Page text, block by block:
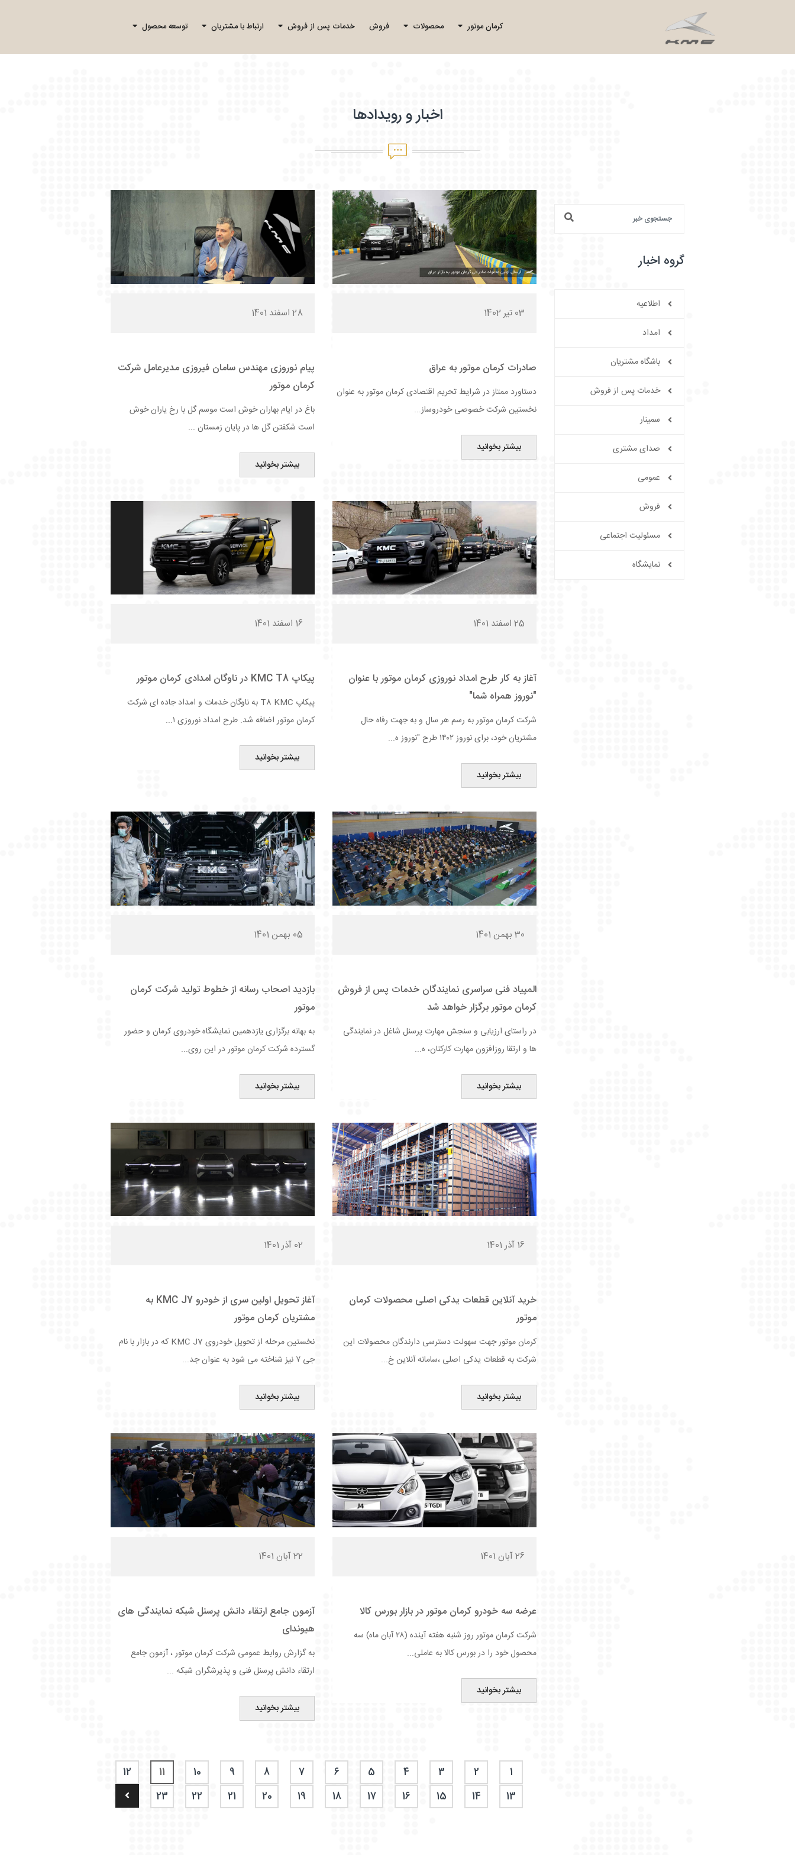
کرمان موتور محصولات فروش خدمات پس از فروش ارتباط با مشتریان توسعه محصول
اخبار و رویدادها
گروه اخبار
اطلاعیه
امداد
باشگاه مشتریان
خدمات پس از فروش
سمینار
صدای مشتری
عمومی
فروش
مسئولیت اجتماعی
نمایشگاه
03 تیر 1402
صادرات کرمان موتور به عراق
دستاورد ممتاز در شرایط تحریم اقتصادی کرمان موتور به ‌عنوان
نخستین شرکت خصوصی خودروساز...
بیشتر بخوانید
28 اسفند 1401
پیام نوروزی مهندس سامان فیروزی مدیرعامل شرکت
کرمان موتور
باغ در ایام بهاران خوش است موسم گل با رخ یاران خوش
است شکفتن گل ها در پایان زمستان ...
بیشتر بخوانید
25 اسفند 1401
آغاز به کار طرح امداد نوروزی کرمان موتور با عنوان
"نوروز همراه شما"
شرکت کرمان موتور به رسم هر سال و به جهت رفاه حال
مشتریان خود، برای نوروز ۱۴۰۲ طرح "نوروز ه...
بیشتر بخوانید
16 اسفند 1401
پیکاپ KMC T8 در ناوگان امدادی کرمان موتور
پیکاپ T8 KMC به ناوگان خدمات و امداد جاده ای شرکت
کرمان موتور اضافه شد. طرح امداد نوروزی ۱...
بیشتر بخوانید
30 بهمن 1401
المپیاد فنی سراسری نمایندگان خدمات پس از فروش
کرمان موتور برگزار خواهد شد
در راستای ارزیابی و سنجش مهارت پرسنل شاغل در نمایندگی
ها و ارتقا روزافزون مهارت کارکنان، ه...
بیشتر بخوانید
05 بهمن 1401
بازدید اصحاب رسانه از خطوط تولید شرکت کرمان
موتور
به بهانه برگزاری یازدهمین نمایشگاه خودروی کرمان و حضور
گسترده شرکت کرمان موتور در این روی...
بیشتر بخوانید
16 آذر 1401
خرید آنلاین قطعات یدکی اصلی محصولات کرمان
موتور
کرمان موتور جهت سهولت دسترسی دارندگان محصولات این
شرکت به قطعات یدکی اصلی ،سامانه آنلاین خ...
بیشتر بخوانید
02 آذر 1401
آغاز تحویل اولین سری از خودرو KMC J7 به
مشتریان کرمان موتور
نخستین مرحله از تحویل خودروی KMC J7 که در بازار با نام
جی ۷ نیز شناخته می شود به عنوان جد...
بیشتر بخوانید
26 آبان 1401
عرضه سه خودرو کرمان موتور در بازار بورس کالا
شرکت کرمان موتور روز شنبه هفته آینده (۲۸ آبان ماه) سه
محصول خود را در بورس کالا به عاملی...
بیشتر بخوانید
22 آبان 1401
آزمون جامع ارتقاء دانش پرسنل شبکه نمایندگی های
هیوندای
به گزارش روابط عمومی شرکت کرمان موتور ، آزمون جامع
ارتقاء دانش پرسنل فنی و پذیرشگران شبکه ...
بیشتر بخوانید
1
2
3
4
5
6
7
8
9
10
11
12
13
14
15
16
17
18
19
20
21
22
23